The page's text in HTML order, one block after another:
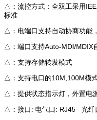
△：流控方式：全双工采用
标准
△：电端口支持自动协商功能
△：端口支持Auto-MDI/MDIX
△：支持存储转发模式
△：支持电口的10M,100M模
△：提供状态指示灯，外置电
△：接口: 电气口: RJ45 光纤